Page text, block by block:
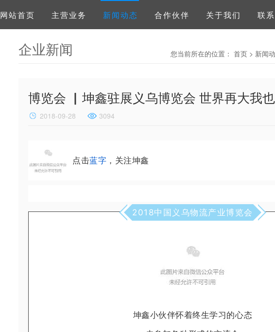
网站首页 主营业务 新闻动态 合作伙伴 关于我们 联
企业新闻 您当前所在的位置： 首页 > 新闻
博览会 ▏坤鑫驻展义乌博览会 世界再大我
2018-09-28 3094
点击蓝字 ，关注坤鑫
2018中国义乌物流产业博览会
坤鑫小伙伴怀着终生学习的心态